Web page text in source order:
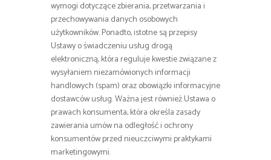
wymogi dotyczące zbierania, przetwarzania i
przechowywania danych osobowych
użytkowników. Ponadto, istotne są przepisy
Ustawy o świadczeniu usług drogą
elektroniczną, która reguluje kwestie związane z
wysyłaniem niezamówionych informacji
handlowych (spam) oraz obowiązki informacyjne
dostawców usług. Ważna jest również Ustawa o
prawach konsumenta, która określa zasady
zawierania umów na odległość i ochrony
konsumentów przed nieuczciwymi praktykami
marketingowymi.